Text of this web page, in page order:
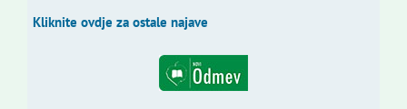
Kliknite ovdje za ostale najave